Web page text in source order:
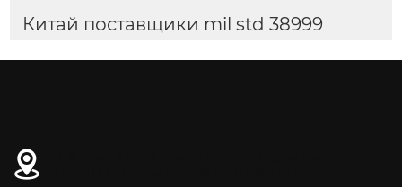
Китай поставщики mil std 38999